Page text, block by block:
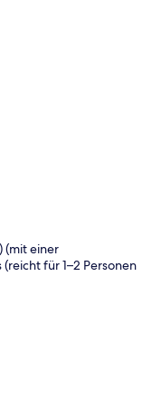
(mit einer
für 1–2 Personen